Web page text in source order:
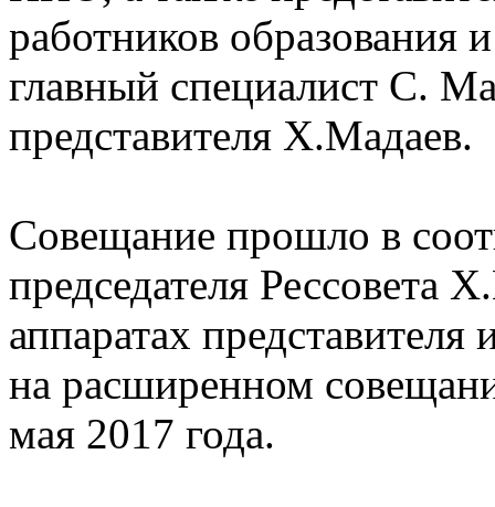
работников
главный специалист С.
представителя Х.Мадаев.
Совещание прошло в
председателя Рессовета
аппаратах
на расширенном
мая 2017 года.